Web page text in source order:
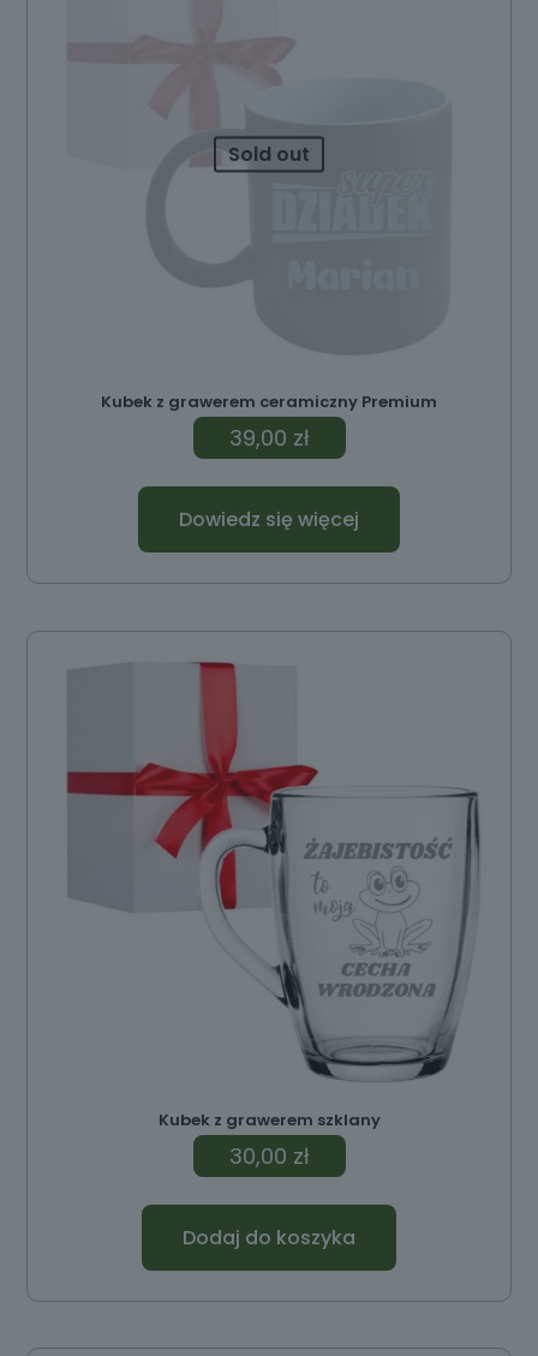
Sold out
Kubek z grawerem ceramiczny Premium
39,00 zł
Dowiedz się więcej
Kubek z grawerem szklany
30,00 zł
Dodaj do koszyka